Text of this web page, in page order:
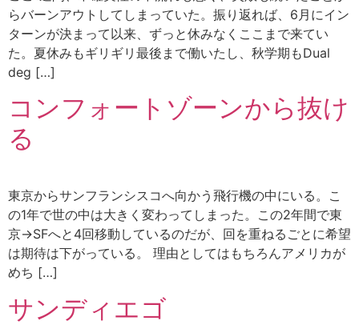
らバーンアウトしてしまっていた。振り返れば、6月にイン
ターンが決まって以来、ずっと休みなくここまで来てい
た。夏休みもギリギリ最後まで働いたし、秋学期もDual
deg […]
コンフォートゾーンから抜け
る
東京からサンフランシスコへ向かう飛行機の中にいる。こ
の1年で世の中は大きく変わってしまった。この2年間で東
京→SFへと4回移動しているのだが、回を重ねるごとに希望
は期待は下がっている。 理由としてはもちろんアメリカが
めち […]
サンディエゴ